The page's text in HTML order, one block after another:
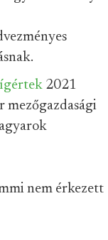
ígértek 2021
mezőgazdasági
nem érkezett